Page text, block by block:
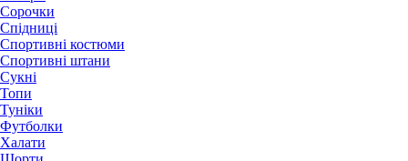
Сорочки
Спідниці
Спортивні костюми
Спортивні штани
Сукні
Топи
Туніки
Футболки
Халати